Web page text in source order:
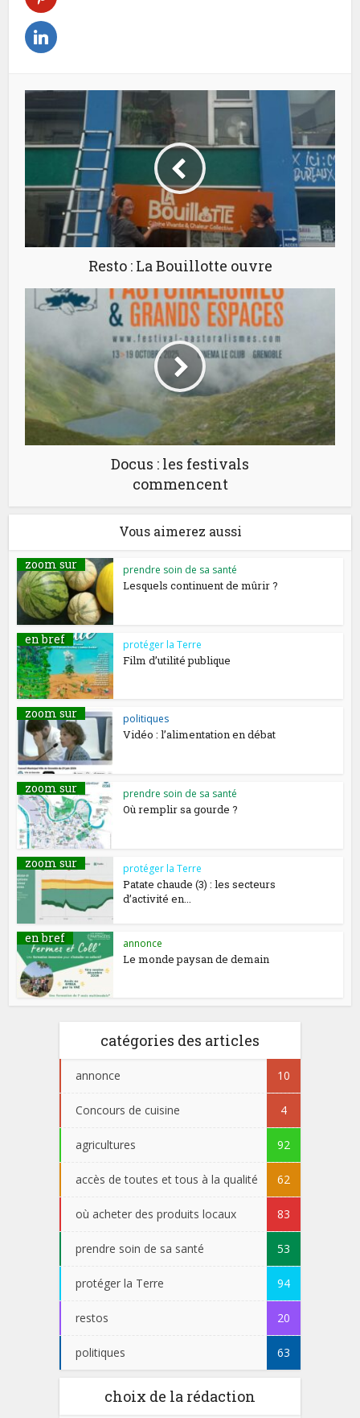
Resto : La Bouillotte ouvre
Docus : les festivals
commencent
Vous aimerez aussi
zoom sur prendre soin de sa santé
Lesquels continuent de mûrir ?
en bref protéger la Terre
Film d’utilité publique
zoom sur politiques
Vidéo : l’alimentation en débat
zoom sur prendre soin de sa santé
Où remplir sa gourde ?
zoom sur protéger la Terre
Patate chaude (3) : les secteurs
d’activité en...
en bref annonce
Le monde paysan de demain
catégories des articles
annonce 10
Concours de cuisine 4
agricultures 92
accès de toutes et tous à la qualité 62
où acheter des produits locaux 83
prendre soin de sa santé 53
protéger la Terre 94
restos 20
politiques 63
choix de la rédaction